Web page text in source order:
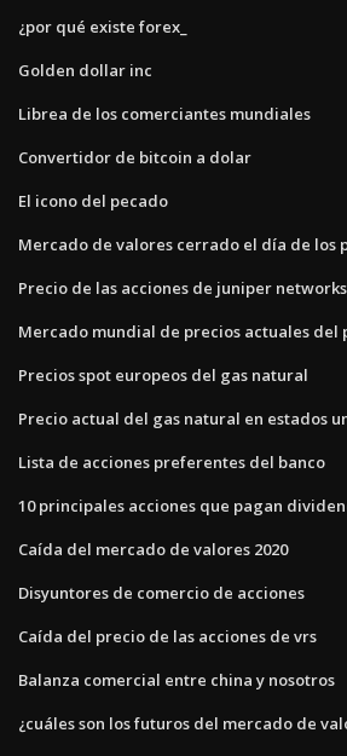
¿por qué existe forex_
Golden dollar inc
Librea de los comerciantes mundiales
Convertidor de bitcoin a dolar
El icono del pecado
Mercado de valores cerrado el día de los
Precio de las acciones de juniper
Mercado mundial de precios actuales del
Precios spot europeos del gas natural
Precio actual del gas natural en estados
Lista de acciones preferentes del banco
10 principales acciones que pagan
Caída del mercado de valores 2020
Disyuntores de comercio de acciones
Caída del precio de las acciones de vrs
Balanza comercial entre china y nosotros
¿cuáles son los futuros del mercado de